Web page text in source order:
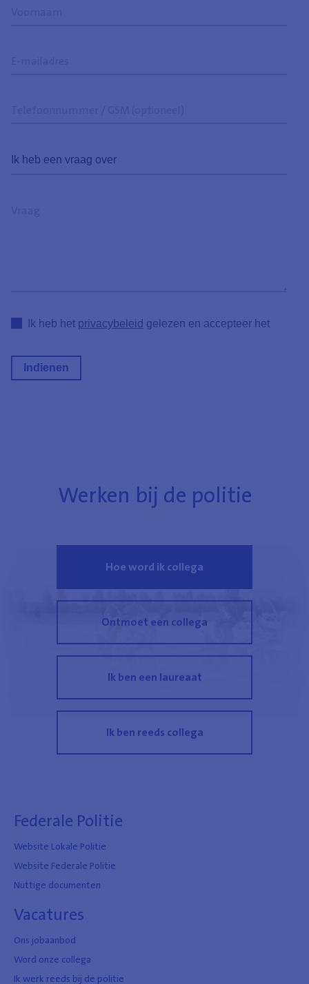
(optioneel)
Ik
Ik heb het privacybeleid gelezen en accepteer het
Werken bij de politie
Hoe word ik collega
Ontmoet een collega
Ik ben een laureaat
Ik ben reeds collega
Federale Politie
Website Lokale Politie
Website Federale Politie
Nuttige documenten
Vacatures
Ons jobaanbod
Word onze collega
Ik werk reeds bij de politie